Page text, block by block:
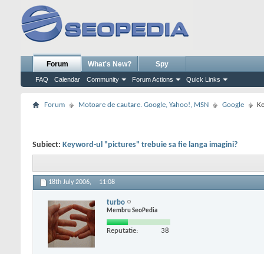
Forum
FAQ Calendar Community Forum Actions Quick Links
What's New? Spy
Forum Motoare de cautare. Google, Yahoo!, MSN Google
Subiect: Keyword-ul "pictures" trebuie sa fie langa imagini?
18th July 2006, 11:08
turbo
Membru SeoPedia
Reputatie: 38